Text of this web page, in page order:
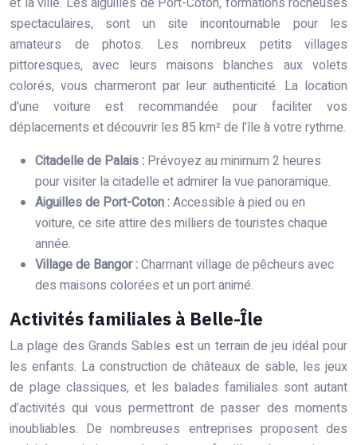
spectaculaires, sont un site incontournable pour les
amateurs de photos. Les nombreux petits villages
pittoresques, avec leurs maisons blanches aux volets
colorés, vous charmeront par leur authenticité. La location
d’une voiture est recommandée pour faciliter vos
déplacements et découvrir les 85 km² de l’île à votre rythme.
Citadelle de Palais : Prévoyez au minimum 2 heures
pour visiter la citadelle et admirer la vue panoramique.
Aiguilles de Port-Coton :Accessible à pied ou en
voiture, ce site attire des milliers de touristes chaque
année.
Village de Bangor :Charmant village de pêcheurs avec
des maisons colorées et un port animé.
Activités familiales à Belle-Île
La plage des Grands Sables est un terrain de jeu idéal pour
les enfants. La construction de châteaux de sable, les jeux
de plage classiques, et les balades familiales sont autant
d’activités qui vous permettront de passer des moments
inoubliables. De nombreuses entreprises proposent des